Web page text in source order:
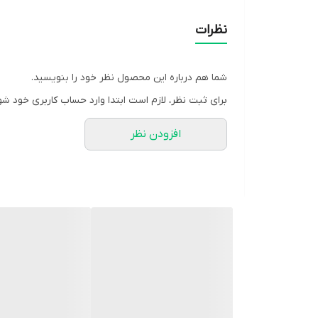
ویژگی خاص
نظرات
شما هم درباره این محصول نظر خود را بنویسید.
برای ثبت نظر، لازم است ابتدا وارد حساب کاربری خود
افزودن نظر